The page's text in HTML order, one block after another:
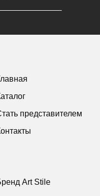
представителем
Art Stile